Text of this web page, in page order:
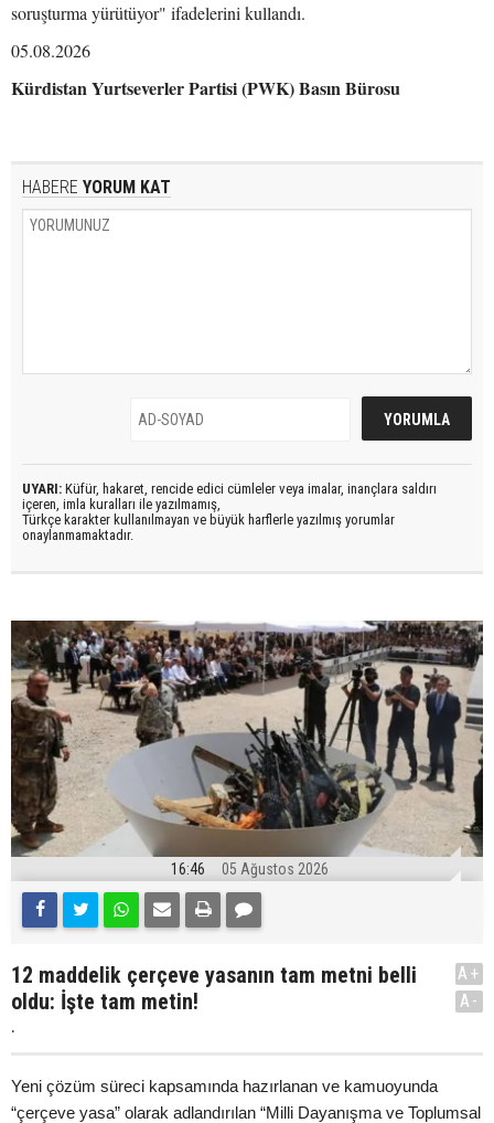
soruşturma yürütüyor" ifadelerini kullandı.
05.08.2026
Kürdistan Yurtseverler Partisi (PWK) Basın Bürosu
HABERE YORUM KAT
UYARI: Küfür, hakaret, rencide edici cümleler veya imalar, inançlara saldırı
içeren, imla kuralları ile yazılmamış,
Türkçe karakter kullanılmayan ve büyük harflerle yazılmış yorumlar
onaylanmamaktadır.
16:46 05 Ağustos 2026
12 maddelik çerçeve yasanın tam metni belli
oldu: İşte tam metin!
.
A+
A-
Yeni çözüm süreci kapsamında hazırlanan ve kamuoyunda
“çerçeve yasa” olarak adlandırılan “Milli Dayanışma ve Toplumsal